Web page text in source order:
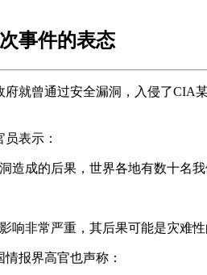
事件的表态
府就曾通过安全漏洞，入侵了
表示：
造成的后果，世界各地有数十名
响非常严重，其后果可能是灾难性
报界高官也声称：